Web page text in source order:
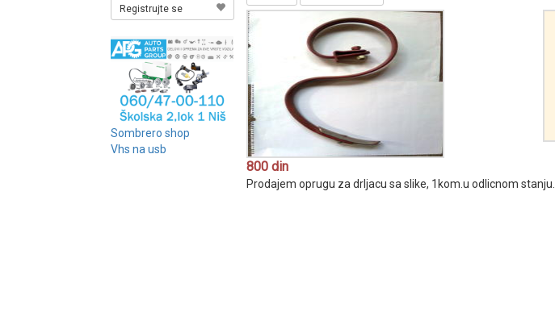
Registrujte se
Sombrero shop
Vhs na usb
800 din
Prodajem oprugu za drljacu sa slike, 1kom.u odlicnom stanju.